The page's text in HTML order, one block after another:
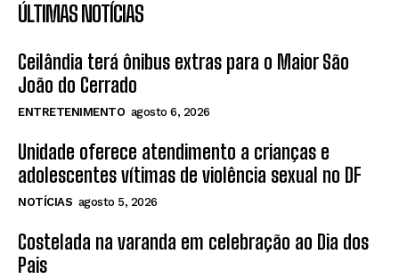
ÚLTIMAS NOTÍCIAS
Ceilândia terá ônibus extras para o Maior São
João do Cerrado
ENTRETENIMENTO agosto 6, 2026
Unidade oferece atendimento a crianças e
adolescentes vítimas de violência sexual no DF
NOTÍCIAS agosto 5, 2026
Costelada na varanda em celebração ao Dia dos
Pais